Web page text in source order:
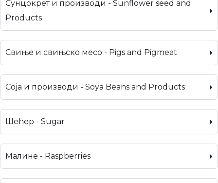
Сунцокрет и производи - Sunflower seed and
Products
Свиње и свињско месо - Pigs and Pigmeat
Соја и производи - Soya Beans and Products
Шећер - Sugar
Малине - Raspberries